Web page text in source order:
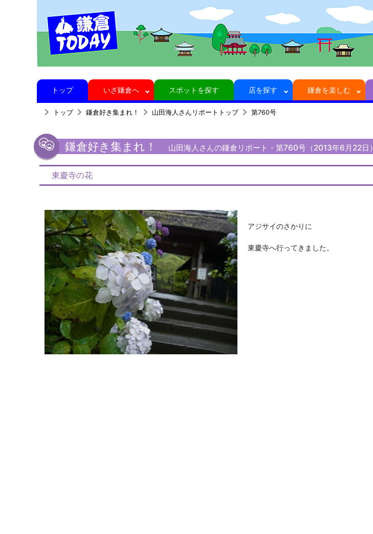
トップ いざ鎌倉へ スポットを探す 店を探す 鎌倉を楽しむ
トップ 鎌倉好き集まれ！ 山田海人さんリポートトップ 第760号
鎌倉好き集まれ！ 山田海人さんの鎌倉リポート・第760号（2013年6月22日）
東慶寺の花
アジサイのさかりに
東慶寺へ行ってきました。